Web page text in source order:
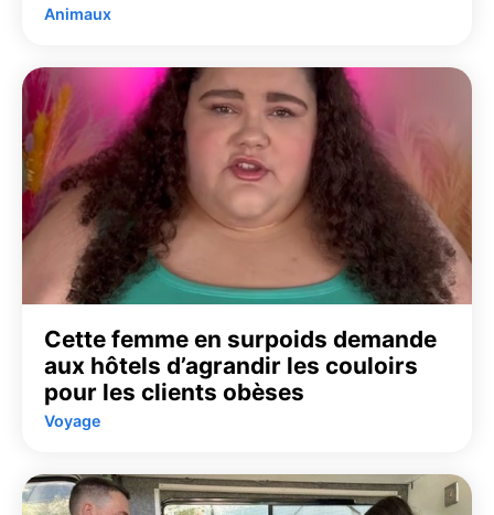
Animaux
Cette femme en surpoids demande
aux hôtels d’agrandir les couloirs
pour les clients obèses
Voyage